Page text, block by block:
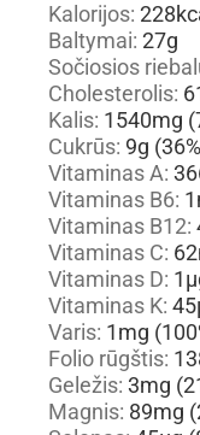
Kalorijos: 228
Baltymai: 27g
Sočiosios
Cholesterolis:
Kalis: 1540mg
Cukrūs: 9g
Vitaminas A:
Vitaminas B6: 1
Vitaminas B12:
Vitaminas C: 62
Vitaminas D: 1
Vitaminas K: 45
Varis: 1mg
Folio rūgštis:
Geležis: 3mg
Magnis: 89mg